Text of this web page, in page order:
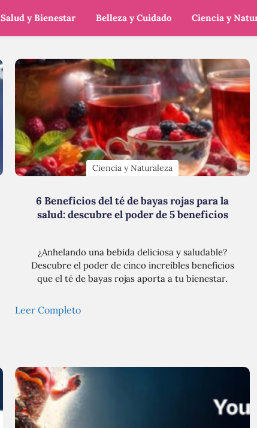
Salud y Bienestar Belleza y Cuidado Ciencia y
Ciencia y Naturaleza
6 Beneficios del té de bayas rojas para la
salud: descubre el poder de 5 beneficios
¿Anhelando una bebida deliciosa y saludable?
Descubre el poder de cinco increíbles beneficios
que el té de bayas rojas aporta a tu bienestar.
Leer Completo